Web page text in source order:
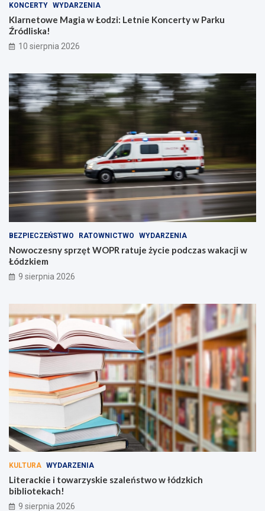
KONCERTY WYDARZENIA
Klarnetowe Magia w Łodzi: Letnie Koncerty w Parku
Źródliska!
10 sierpnia 2026
BEZPIECZEŃSTWO RATOWNICTWO WYDARZENIA
Nowoczesny sprzęt WOPR ratuje życie podczas wakacji w
Łódzkiem
9 sierpnia 2026
KULTURA WYDARZENIA
Literackie i towarzyskie szaleństwo w łódzkich
bibliotekach!
9 sierpnia 2026